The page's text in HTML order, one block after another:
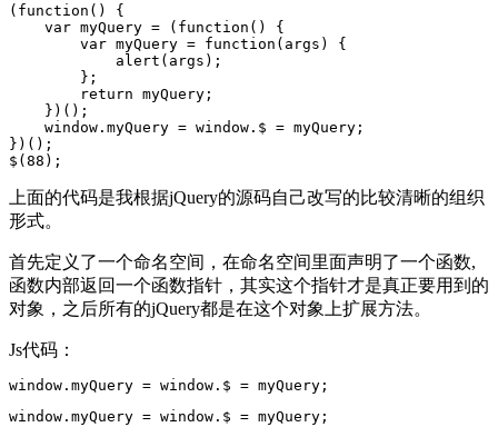
(function() {
    var myQuery = (function() {
        var myQuery = function(args) {
            alert(args);
        };
        return myQuery;
    })();
    window.myQuery = window.$ = myQuery;
})();
$(88);
上面的代码是我根据jQuery的源码自己改写的比较清晰的组织
形式。
首先定义了一个命名空间，在命名空间里面声明了一个函数,
函数内部返回一个函数指针，其实这个指针才是真正要用到的
对象，之后所有的jQuery都是在这个对象上扩展方法。
Js代码：
window.myQuery = window.$ = myQuery;
window.myQuery = window.$ = myQuery;